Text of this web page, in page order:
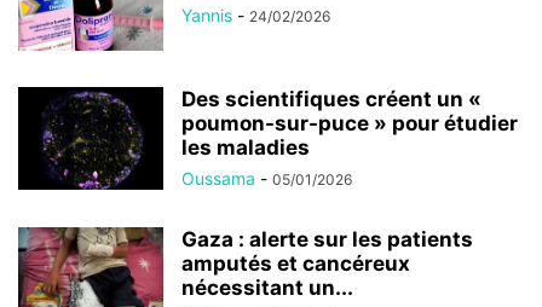
Yannis - 24/02/2026
Des scientifiques créent un «
poumon-sur-puce » pour étudier
les maladies
Oussama - 05/01/2026
Gaza : alerte sur les patients
amputés et cancéreux
nécessitant un...